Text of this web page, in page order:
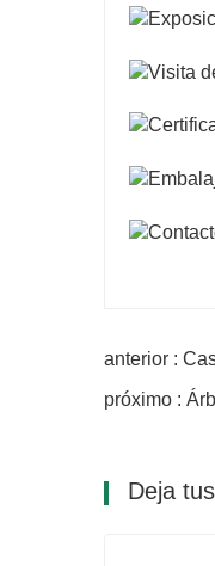
anterior :
próximo :
Deja